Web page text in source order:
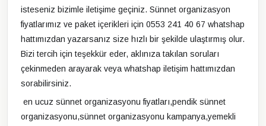
isteseniz bizimle iletişime geçiniz. Sünnet organizasyon
fiyatlarımız ve paket içerikleri için 0553 241 40 67 whatshap
hattımızdan yazarsanız size hızlı bir şekilde ulaştırmış olur.
Bizi tercih için teşekkür eder, aklınıza takılan soruları
çekinmeden arayarak veya whatshap iletişim hattımızdan
sorabilirsiniz.
en ucuz sünnet organizasyonu fiyatları,pendik sünnet
organizasyonu,sünnet organizasyonu kampanya,yemekli